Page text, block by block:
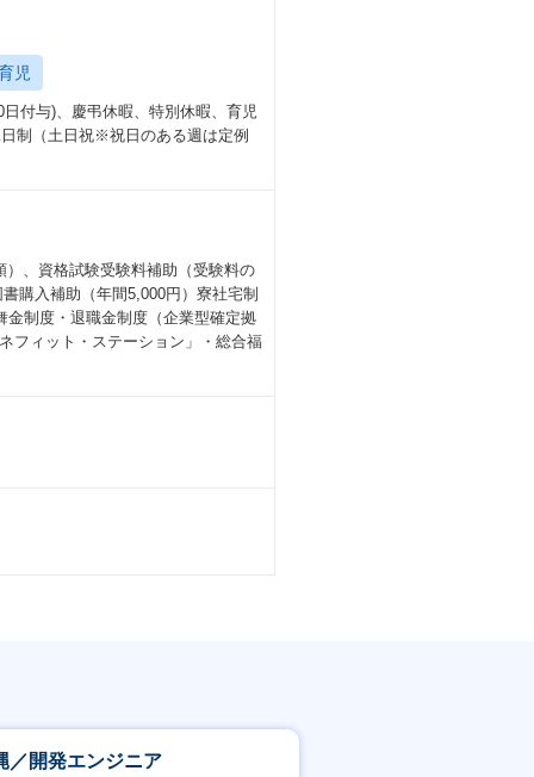
児
付与)、慶弔休暇、特別休暇、育児
制（土日祝※祝日のある週は定例
、資格試験受験料補助（受験料の
購入補助（年間5,000円）寮社宅制
制度・退職金制度（企業型確定拠
フィット・ステーション」・総合福
／開発エンジニア